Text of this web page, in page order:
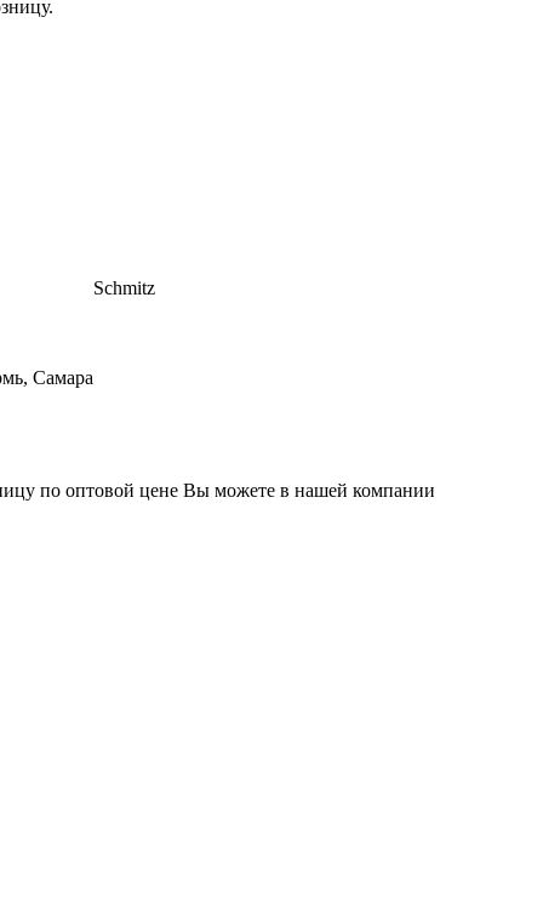
Schmitz
Самара
по оптовой цене Вы можете в нашей компании